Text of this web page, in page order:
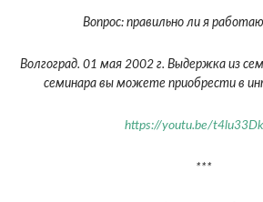
Вопрос: правильно ли я
Волгоград. 01 мая 2002 г. Выдержка из
семинара вы можете приобрести в
https://youtu.be/
***